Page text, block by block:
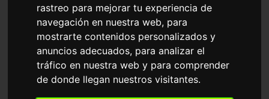
rastreo para mejorar tu experiencia de
navegación en nuestra web, para
mostrarte contenidos personalizados y
anuncios adecuados, para analizar el
tráfico en nuestra web y para comprender
de donde llegan nuestros visitantes.